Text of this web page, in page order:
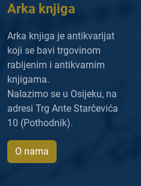
Arka knjiga
Arka knjiga je antikvarijat
koji se bavi trgovinom
rabljenim i antikvarnim
knjigama.
Nalazimo se u Osijeku, na
adresi Trg Ante Starčevića
10 (Pothodnik).
O nama